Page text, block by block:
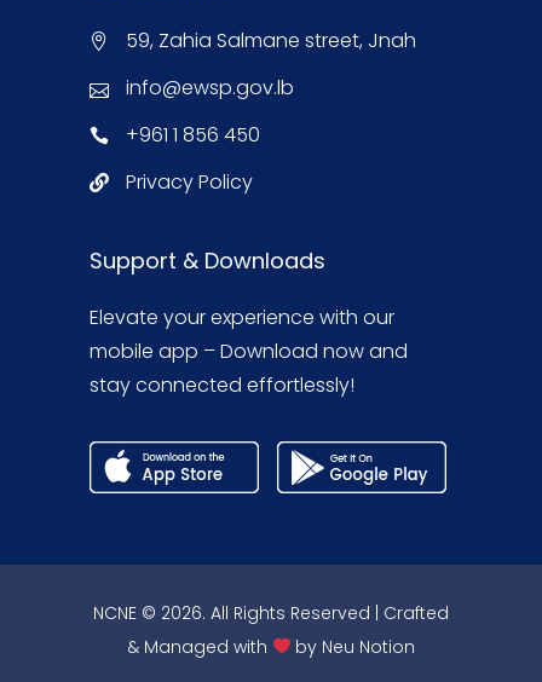
59, Zahia Salmane street, Jnah
info@ewsp.gov.lb
+961 1 856 450
Privacy Policy
Support & Downloads
Elevate your experience with our
mobile app – Download now and
stay connected effortlessly!
NCNE © 2026. All Rights Reserved | Crafted
& Managed with
by Neu Notion